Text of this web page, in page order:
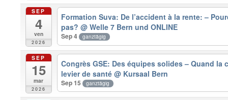
SEP
4
ven
2026
Formation Suva: De l’accident à la rente: –
pas?@ Welle 7 Bern und ONLINE
Sep 4 ganztägig
SEP
15
mar
2026
Congrès GSE: Des équipes solides – Quand
levier de santé@ Kursaal Bern
Sep 15 ganztägig